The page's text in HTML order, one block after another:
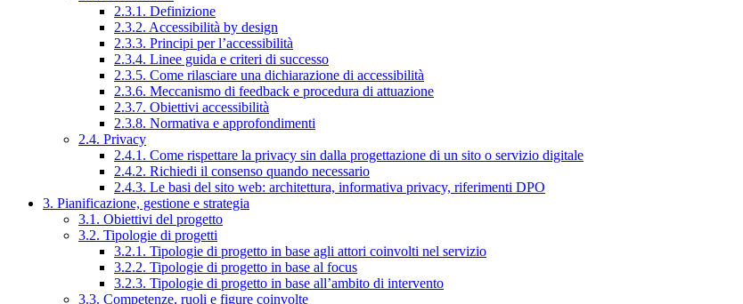
2.3.1. Definizione
2.3.2. Accessibilità by design
2.3.3. Principi per l’accessibilità
2.3.4. Linee guida e criteri di successo
2.3.5. Come rilasciare una dichiarazione di accessibilità
2.3.6. Meccanismo di feedback e procedura di attuazione
2.3.7. Obiettivi accessibilità
2.3.8. Normativa e approfondimenti
2.4. Privacy
2.4.1. Come rispettare la privacy sin dalla progettazione di un sito o servizio digitale
2.4.2. Richiedi il consenso quando necessario
2.4.3. Le basi del sito web: architettura, informativa privacy, riferimenti DPO
3. Pianificazione, gestione e strategia
3.1. Obiettivi del progetto
3.2. Tipologie di progetti
3.2.1. Tipologie di progetto in base agli attori coinvolti nel servizio
3.2.2. Tipologie di progetto in base al focus
3.2.3. Tipologie di progetto in base all’ambito di intervento
3.3. Competenze, ruoli e figure coinvolte